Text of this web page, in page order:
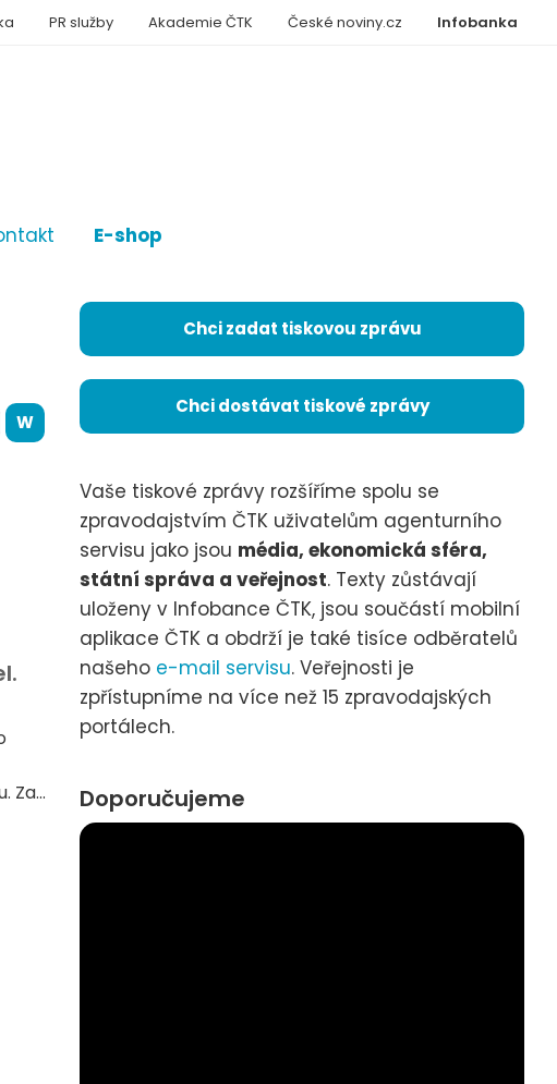
E-shop
Infobanka
PR služby Akademie ČTK České noviny.cz
W
Za...
Chci zadat tiskovou zprávu
Chci dostávat tiskové zprávy
Vaše tiskové zprávy rozšíříme spolu se
zpravodajstvím ČTK uživatelům agenturního
servisu jako jsou média, ekonomická sféra,
státní správa a veřejnost. Texty zůstávají
uloženy v Infobance ČTK, jsou součástí mobilní
aplikace ČTK a obdrží je také tisíce odběratelů
našeho e-mail servisu. Veřejnosti je
zpřístupníme na více než 15 zpravodajských
portálech.
Doporučujeme